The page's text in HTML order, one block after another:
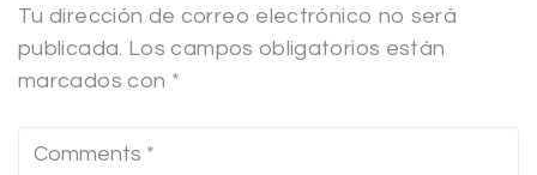
Tu dirección de correo electrónico no será
publicada. Los campos obligatorios están
marcados con *